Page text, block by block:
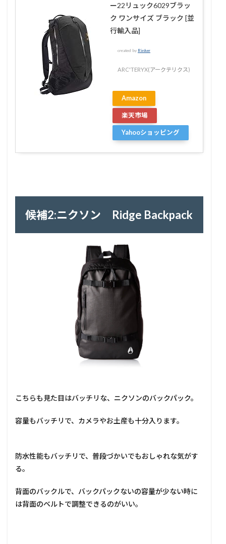
ー22リュック6029ブラッ
ク ワンサイズ ブラック [並
行輸入品]
created by Rinker
ARC'TERYX(アークテリクス)
Amazon
楽天市場
Yahooショッピング
候補2:ニクソン Ridge Backpack
こちらも見た目はバッチリな、ニクソンのバックパック。
容量もバッチリで、カメラやお土産も十分入ります。
防水性能もバッチリで、普段づかいでもおしゃれな気がす
る。
背面のバックルで、バックパックないの容量が少ない時に
は背面のベルトで調整できるのがいい。